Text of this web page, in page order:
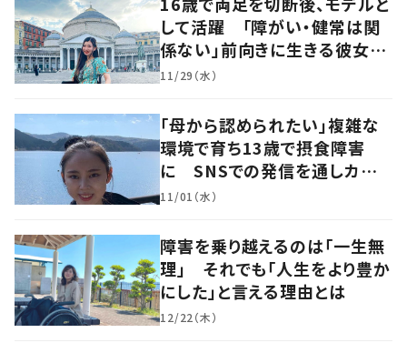
して活躍 「障がい・健常は関
係ない」前向きに生きる彼女の
マインドに迫る
11/29（水）
「母から認められたい」複雑な
環境で育ち13歳で摂食障害
に SNSでの発信を通しカウン
セラーを目指す
11/01（水）
障害を乗り越えるのは「一生無
理」 それでも「人生をより豊か
にした」と言える理由とは
12/22（木）